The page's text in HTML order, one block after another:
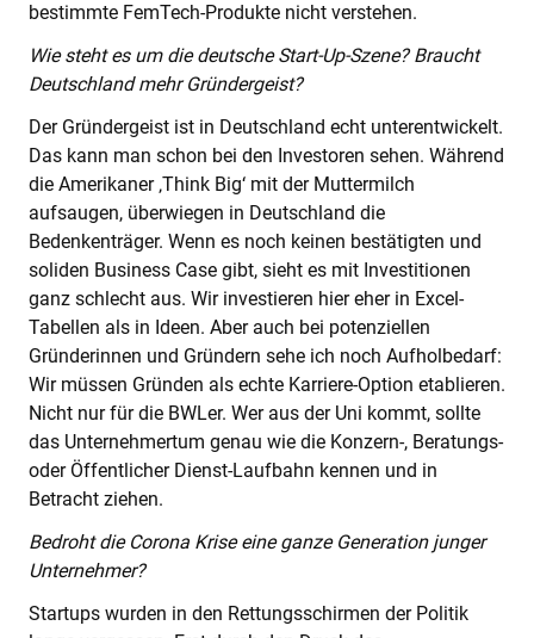
bestimmte FemTech-Produkte nicht verstehen.
Wie steht es um die deutsche Start-Up-Szene? Braucht
Deutschland mehr Gründergeist?
Der Gründergeist ist in Deutschland echt unterentwickelt.
Das kann man schon bei den Investoren sehen. Während
die Amerikaner ‚Think Big‘ mit der Muttermilch
aufsaugen, überwiegen in Deutschland die
Bedenkenträger. Wenn es noch keinen bestätigten und
soliden Business Case gibt, sieht es mit Investitionen
ganz schlecht aus. Wir investieren hier eher in Excel-
Tabellen als in Ideen. Aber auch bei potenziellen
Gründerinnen und Gründern sehe ich noch Aufholbedarf:
Wir müssen Gründen als echte Karriere-Option etablieren.
Nicht nur für die BWLer. Wer aus der Uni kommt, sollte
das Unternehmertum genau wie die Konzern-, Beratungs-
oder Öffentlicher Dienst-Laufbahn kennen und in
Betracht ziehen.
Bedroht die Corona Krise eine ganze Generation junger
Unternehmer?
Startups wurden in den Rettungsschirmen der Politik